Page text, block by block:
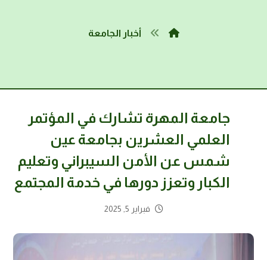
أخبار الجامعة
جامعة المهرة تشارك في المؤتمر
العلمي العشرين بجامعة عين
شمس عن الأمن السيبراني وتعليم
الكبار وتعزز دورها في خدمة المجتمع
فبراير 5, 2025